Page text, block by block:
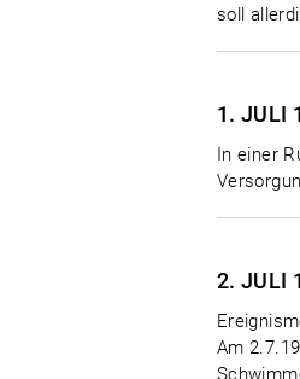
soll
1. JULI
In einer
2. JULI
Am